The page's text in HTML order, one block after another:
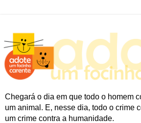
Chegará o dia em que todo o homem
um animal. E, nesse dia, todo o crime
um crime contra a humanidade.